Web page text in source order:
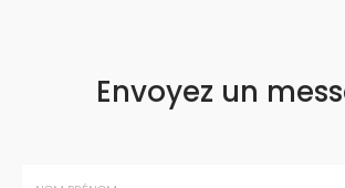
Envoyez un